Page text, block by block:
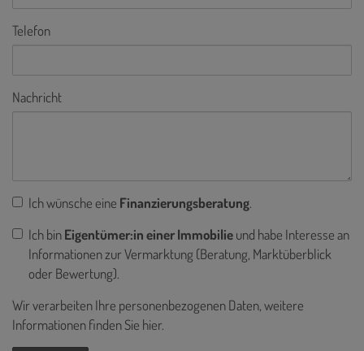
Telefon
Nachricht
Ich wünsche eine Finanzierungsberatung.
Ich binEigentümer:in einer Immobilieund habe Interesse an
Informationen zur Vermarktung (Beratung, Marktüberblick
oder Bewertung).
Wir verarbeiten Ihre personenbezogenen Daten, weitere
Informationen finden Sie hier.